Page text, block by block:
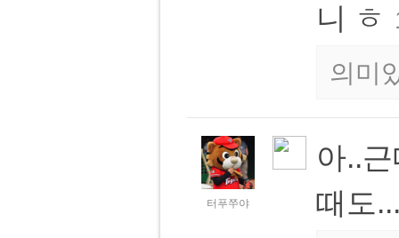
니 ㅎ
의미
터푸쭈야
아..
때도